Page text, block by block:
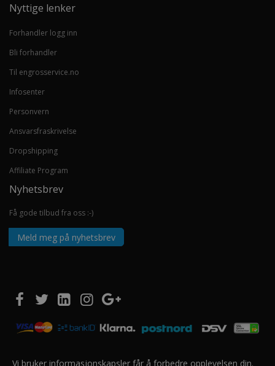
Vi bruker informasjonskapsler får å forbedre opplevelsen din.
Nyttige lenker
Forhandler logg inn
Bli forhandler
Til engrosservice.no
Infosenter
Personvern
Ansvarsfraskrivelse
Dropshipping
Affiliate Program
Nyhetsbrev
Få gode tilbud fra oss :-)
Meld meg på nyhetsbrev